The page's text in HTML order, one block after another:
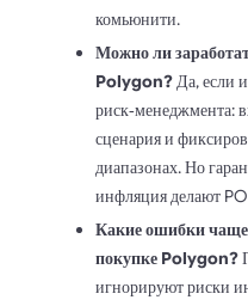
комьюнити.
Можно ли
Polygon?Да, если
риск‑менеджмента:
сценария и
диапазонах. Но
инфляция делают
Какие ошибки
покупке Polygon?
игнорируют риски